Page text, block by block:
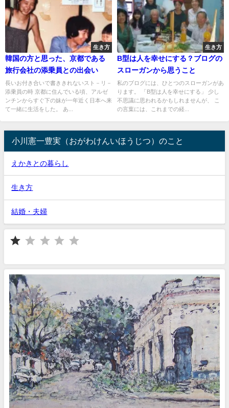
生き方
韓国の方と思った、京都である
旅行会社の添乗員との出会い
長いお付き合いで書ききれないスト－リ－
添乗員の時 京都に住んでいる頃、アルゼ
ンチンからすぐ下の妹が一年近く日本へ来
て一緒に生活をした。 あ...
生き方
B型は人を幸せにする？ブログの
スローガンから思うこと
私のブログには、ひとつのスローガンがあ
ります。 「B型は人を幸せにする」 少し
不思議に思われるかもしれませんが、 こ
の言葉には、これまでの経...
小川憲一豊実（おがわけんいほうじつ）のこと
えかきとの暮らし
生き方
結婚・夫婦